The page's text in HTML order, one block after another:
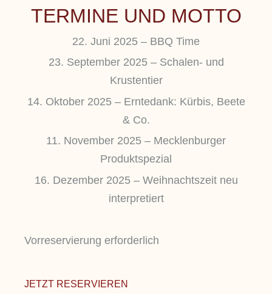
TERMINE UND MOTTO
22. Juni 2025 – BBQ Time
23. September 2025 – Schalen- und
Krustentier
14. Oktober 2025 – Erntedank: Kürbis, Beete
& Co.
11. November 2025 – Mecklenburger
Produktspezial
16. Dezember 2025 – Weihnachtszeit neu
interpretiert
Vorreservierung erforderlich
JETZT RESERVIEREN